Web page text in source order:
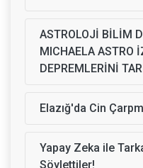
ASTROLOJİ BİLİM
MICHAELA ASTRO
DEPREMLERİNİ
Elazığ'da Cin
Yapay Zeka ile
Söylettiler!